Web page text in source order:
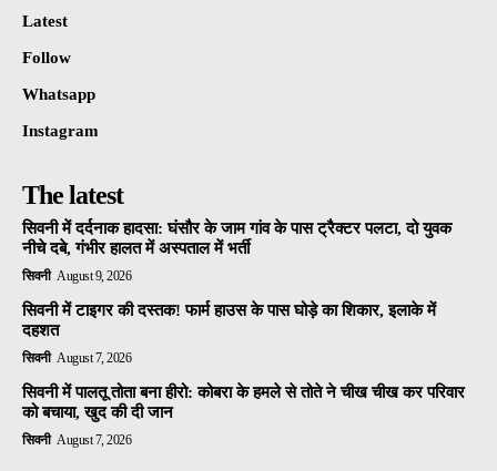
Latest
Follow
Whatsapp
Instagram
The latest
सिवनी में दर्दनाक हादसा: घंसौर के जाम गांव के पास ट्रैक्टर पलटा, दो युवक
नीचे दबे, गंभीर हालत में अस्पताल में भर्ती
सिवनी August 9, 2026
सिवनी में टाइगर की दस्तक! फार्म हाउस के पास घोड़े का शिकार, इलाके में
दहशत
सिवनी August 7, 2026
सिवनी में पालतू तोता बना हीरो: कोबरा के हमले से तोते ने चीख चीख कर परिवार
को बचाया, खुद की दी जान
सिवनी August 7, 2026